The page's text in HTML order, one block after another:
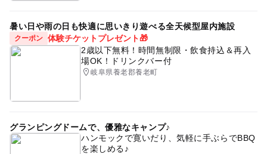
暑い日や雨の日も快適に思いきり遊べる全天候型屋内施設
クーポン 体験チケットプレゼント🎁
2歳以下無料！時間無制限・飲食持込＆再入
場OK！ドリンクバー付
岐阜県養老郡養老町
グランピングドームで、優雅なキャンプ♪
ハンモックで寛いだり、気軽に手ぶらでBBQ
を楽しめる♪